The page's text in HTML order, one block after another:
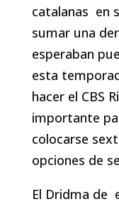
catalanas en
sumar una
esperaban
esta
hacer el CBS
importante
colocarse
opciones de
El Dridma de